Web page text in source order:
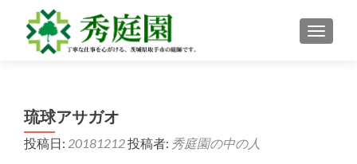
ナビゲ
琉球アサガオ
投稿日: 20181212投稿者: 秀庭園の中の人